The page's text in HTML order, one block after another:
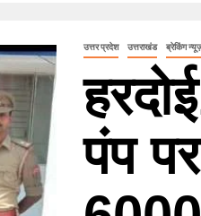
उत्तर प्रदेश उत्तराखंड ब्रेकिंग
पंप